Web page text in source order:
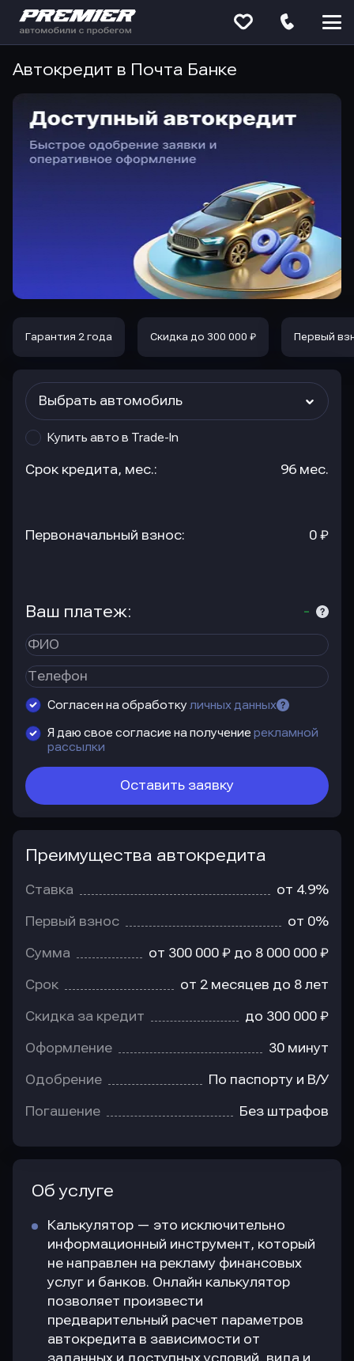
Автокредит в Почта Банке
Гарантия 2 года Скидка до 300 000 ₽ Первый
Выбрать автомобиль
Купить авто в Trade-In
Срок кредита, мес.: 96 мес.
Первоначальный взнос: 0 ₽
Ваш платеж: -
Согласен на обработку личных данных
Я даю свое согласие на получение рекламной
рассылки
Оставить заявку
Преимущества автокредита
Ставка от 4.9%
Первый взнос от 0%
Сумма от 300 000 ₽ до 8 000 000 ₽
Срок от 2 месяцев до 8 лет
Скидка за кредит до 300 000 ₽
Оформление 30 минут
Одобрение По паспорту и В/У
Погашение Без штрафов
Об услуге
Калькулятор — это исключительно
информационный инструмент, который
не направлен на рекламу финансовых
услуг и банков. Онлайн калькулятор
позволяет произвести
предварительный расчет параметров
автокредита в зависимости от